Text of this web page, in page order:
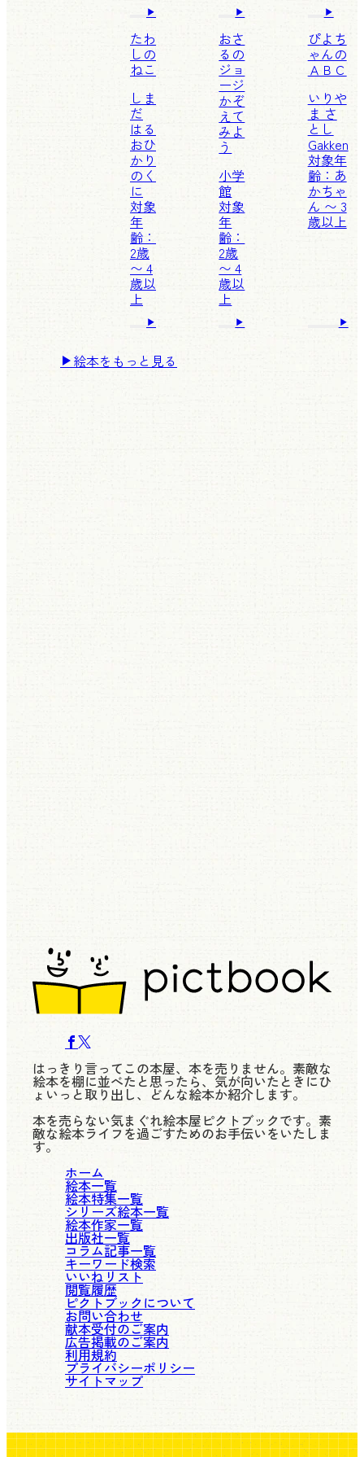
たわ
しの
ねこ
しま
だ
はる
おひ
かり
のく
に
対象
年
齢：
2歳
〜 4
歳以
上
おさ
るの
ジョ
ージ
かぞ
えて
みよ
う
小学
館
対象
年
齢：
2歳
〜 4
歳以
上
ぴよち
ゃんの
ＡＢＣ
いりや
ま さ
とし
Gakken
対象年
齢：あ
かちゃ
ん 〜 3
歳以上
絵本をもっと見る
はっきり言ってこの本屋、本を売りません。素敵な
絵本を棚に並べたと思ったら、気が向いたときにひ
ょいっと取り出し、どんな絵本か紹介します。
本を売らない気まぐれ絵本屋ピクトブックです。素
敵な絵本ライフを過ごすためのお手伝いをいたしま
す。
ホーム
絵本一覧
絵本特集一覧
シリーズ絵本一覧
絵本作家一覧
出版社一覧
コラム記事一覧
キーワード検索
いいねリスト
閲覧履歴
ピクトブックについて
お問い合わせ
献本受付のご案内
広告掲載のご案内
利用規約
プライバシーポリシー
サイトマップ